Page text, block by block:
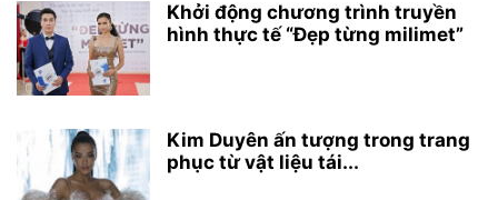
Khởi động chương trình truyền
hình thực tế “Đẹp từng milimet”
Kim Duyên ấn tượng trong trang
phục từ vật liệu tái...